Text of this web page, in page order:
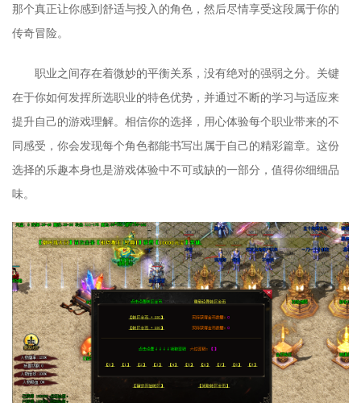
那个真正让你感到舒适与投入的角色，然后尽情享受这段属于你的
传奇冒险。
职业之间存在着微妙的平衡关系，没有绝对的强弱之分。关键
在于你如何发挥所选职业的特色优势，并通过不断的学习与适应来
提升自己的游戏理解。相信你的选择，用心体验每个职业带来的不
同感受，你会发现每个角色都能书写出属于自己的精彩篇章。这份
选择的乐趣本身也是游戏体验中不可或缺的一部分，值得你细细品
味。